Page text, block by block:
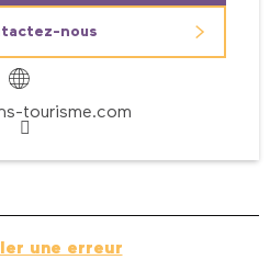
nous
tourisme.com
une erreur